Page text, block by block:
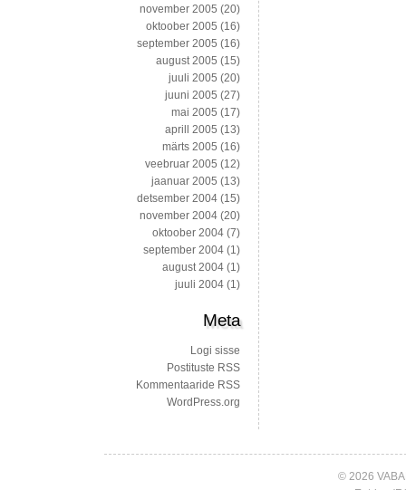
november 2005 (20)
oktoober 2005 (16)
september 2005 (16)
august 2005 (15)
juuli 2005 (20)
juuni 2005 (27)
mai 2005 (17)
aprill 2005 (13)
märts 2005 (16)
veebruar 2005 (12)
jaanuar 2005 (13)
detsember 2004 (15)
november 2004 (20)
oktoober 2004 (7)
september 2004 (1)
august 2004 (1)
juuli 2004 (1)
Meta
Logi sisse
Postituste RSS
Kommentaaride RSS
WordPress.org
© 2026